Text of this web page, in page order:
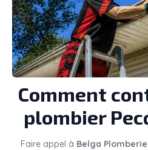
Comment
plombier
Faire appel à Belga Plomberie